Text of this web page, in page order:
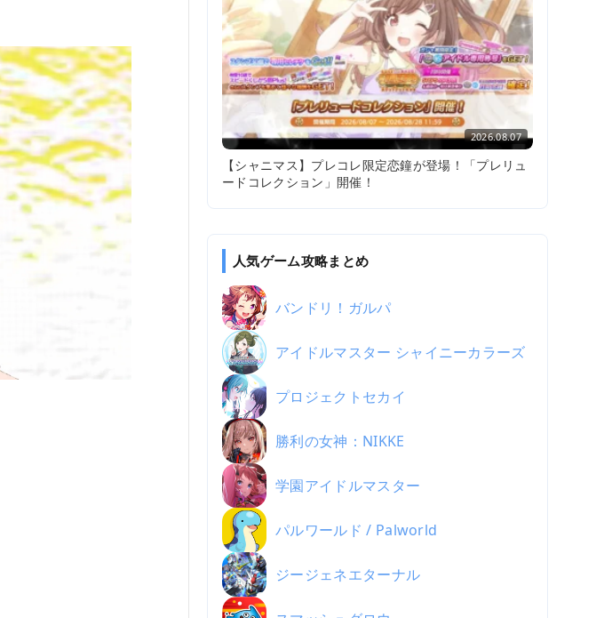
2026.08.07
【シャニマス】プレコレ限定恋鐘が登場！「プレリュ
ードコレクション」開催！
人気ゲーム攻略まとめ
バンドリ！ガルパ
アイドルマスター シャイニーカラーズ
プロジェクトセカイ
勝利の女神：NIKKE
学園アイドルマスター
パルワールド / Palworld
ジージェネエターナル